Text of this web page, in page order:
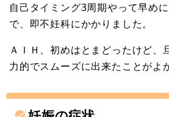
自己タイミング3周期やって早め
で、即不妊科にかかりました。
ＡＩＨ、初めはとまどったけど、
力的でスムーズに出来たことがよ